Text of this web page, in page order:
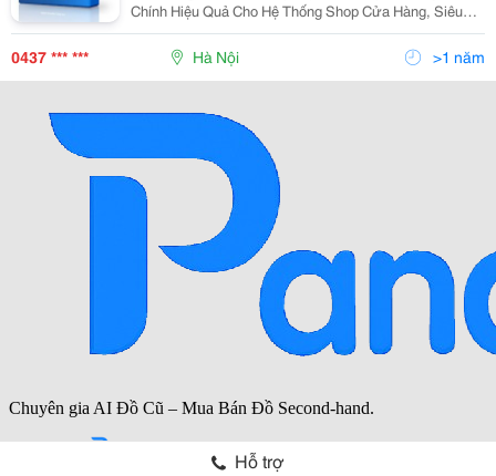
Chính Hiệu Quả Cho Hệ Thống Shop Cửa Hàng, Siêu
Thị! I. Mô Hình Quản Lý Hoạt Động Kinh Doanh Tại Hệ
Thống Shop - Siêu Thị 1. Là Một Nhà Kinh Doa
0437 *** *** Hà Nội >1 năm
Hỗ trợ